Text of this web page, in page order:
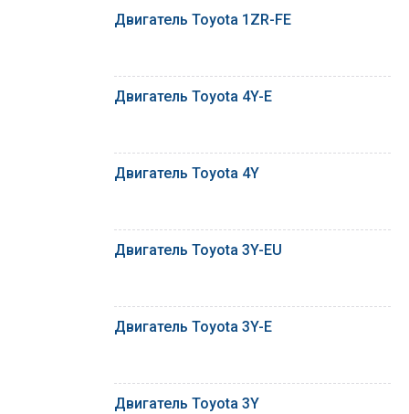
Двигатель Toyota 1ZR-FE
Двигатель Toyota 4Y-E
Двигатель Toyota 4Y
Двигатель Toyota 3Y-EU
Двигатель Toyota 3Y-E
Двигатель Toyota 3Y